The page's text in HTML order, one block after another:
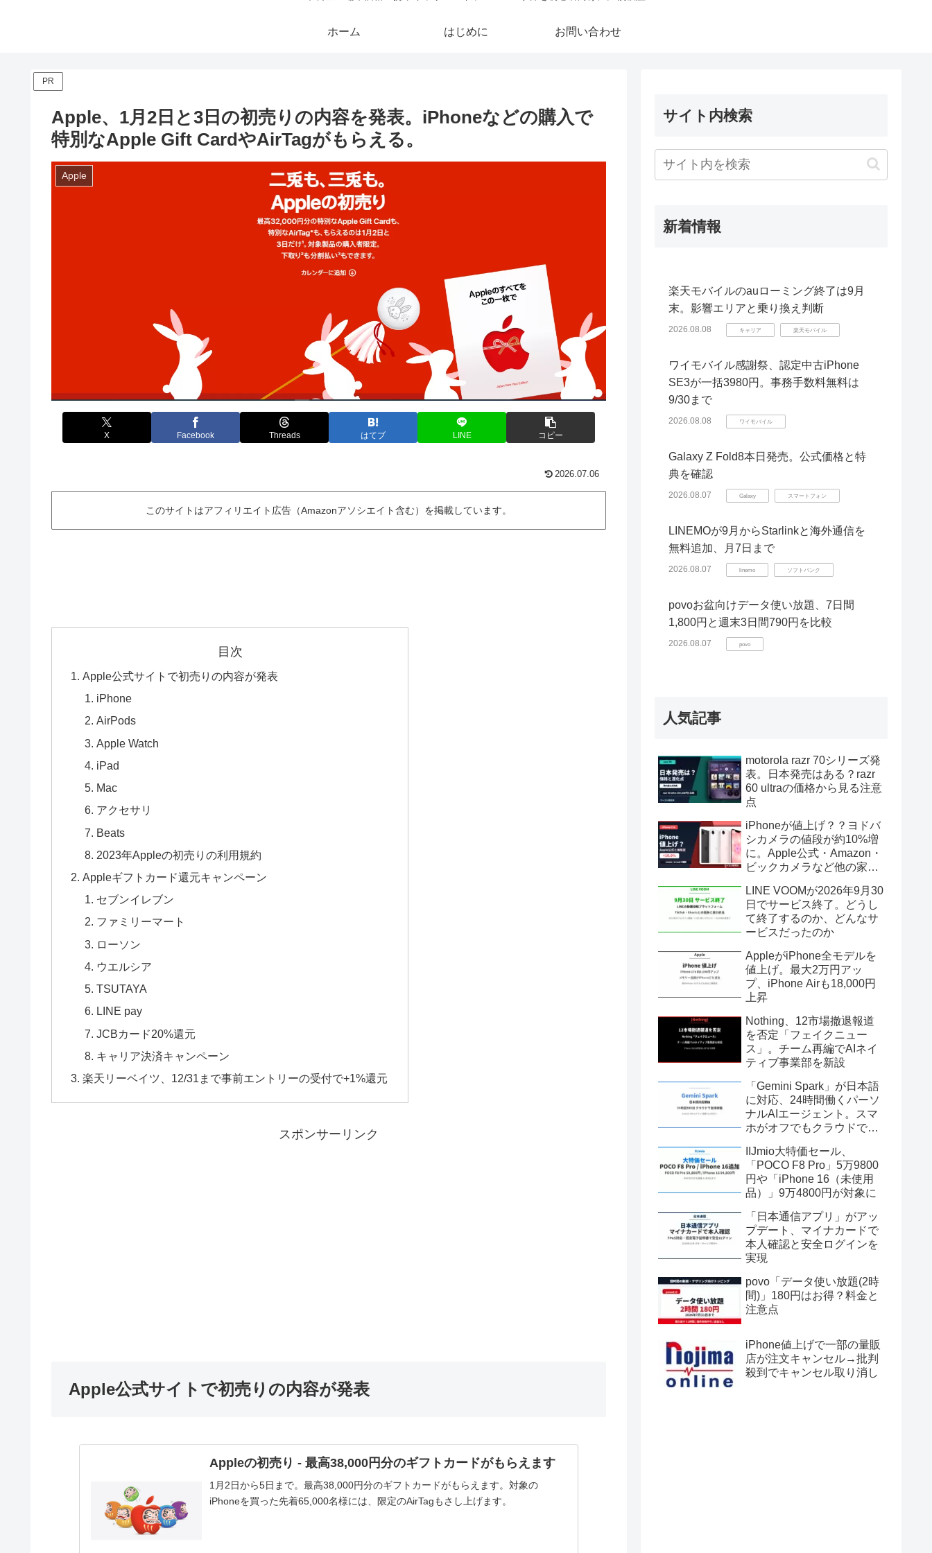
ホーム はじめに お問い合わせ
PR
Apple、1月2日と3⁠日⁠の初売りの内容を発表。iPhoneなどの購入で
特⁠別⁠なApple Gift Cardや⁠AirTagがもらえる。
Apple
X Facebook Threads はてブ LINE コピー
2026.07.06
このサイトはアフィリエイト広告（Amazonアソシエイト含む）を掲載しています。
目次
Apple公式サイトで初売りの内容が発表
iPhone
AirPods
Apple Watch
iPad
Mac
アクセサリ
Beats
2023年Appleの初売りの利用規約
Appleギフトカード還元キャンペーン
セブンイレブン
ファミリーマート
ローソン
ウエルシア
TSUTAYA
LINE pay
JCBカード20%還元
キャリア決済キャンペーン
楽天リーベイツ、12/31まで事前エントリーの受付で+1%還元
スポンサーリンク
Apple公式サイトで初売りの内容が発表
Appleの初売り - 最高38,000円分のギフトカードがもらえます
1月2日から5日まで。最高38,000円分のギフトカードがもらえます。対象の
iPhoneを買った先着65,000名様には、限定のAirTagもさし上げます。
サイト内検索
新着情報
楽天モバイルのauローミング終了は9月
末。影響エリアと乗り換え判断
2026.08.08 キャリア 楽天モバイル
ワイモバイル感謝祭、認定中古iPhone
SE3が一括3980円。事務手数料無料は
9/30まで
2026.08.08 ワイモバイル
Galaxy Z Fold8本日発売。公式価格と特
典を確認
2026.08.07 Galaxy スマートフォン
LINEMOが9月からStarlinkと海外通信を
無料追加、月7日まで
2026.08.07 linemo ソフトバンク
povoお盆向けデータ使い放題、7日間
1,800円と週末3日間790円を比較
2026.08.07 povo
人気記事
motorola razr 70シリーズ発
表。日本発売はある？razr
60 ultraの価格から見る注意
点
iPhoneが値上げ？？ヨドバ
シカメラの値段が約10%増
に。Apple公式・Amazon・
ビックカメラなど他の家電
LINE VOOMが2026年9月30
日でサービス終了。どうし
て終了するのか、どんなサ
ービスだったのか
AppleがiPhone全モデルを
値上げ。最大2万円アッ
プ、iPhone Airも18,000円
上昇
Nothing、12市場撤退報道
を否定「フェイクニュー
ス」。チーム再編でAIネイ
ティブ事業部を新設
「Gemini Spark」が日本語
に対応、24時間働くパーソ
ナルAIエージェント。スマ
ホがオフでもクラウドで自
IIJmio大特価セール、
「POCO F8 Pro」5万9800
円や「iPhone 16（未使用
品）」9万4800円が対象に
「日本通信アプリ」がアッ
プデート、マイナカードで
本人確認と安全ログインを
実現
povo「データ使い放題(2時
間)」180円はお得？料金と
注意点
iPhone値上げで一部の量販
店が注文キャンセル→批判
殺到でキャンセル取り消し